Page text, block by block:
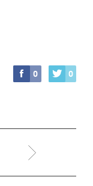
0 0